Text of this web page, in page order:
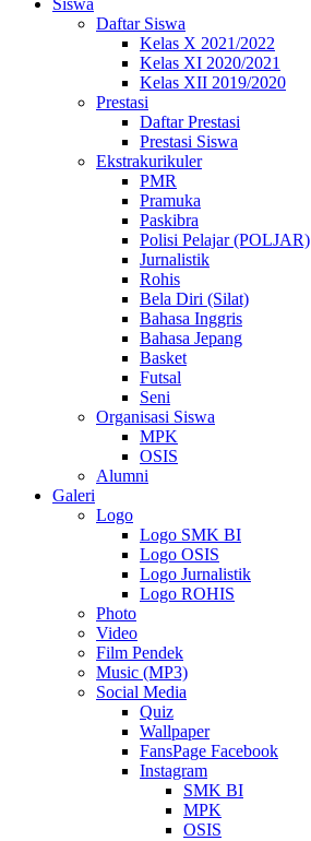
Siswa
Daftar Siswa
Kelas X 2021/2022
Kelas XI 2020/2021
Kelas XII 2019/2020
Prestasi
Daftar Prestasi
Prestasi Siswa
Ekstrakurikuler
PMR
Pramuka
Paskibra
Polisi Pelajar (POLJAR)
Jurnalistik
Rohis
Bela Diri (Silat)
Bahasa Inggris
Bahasa Jepang
Basket
Futsal
Seni
Organisasi Siswa
MPK
OSIS
Alumni
Galeri
Logo
Logo SMK BI
Logo OSIS
Logo Jurnalistik
Logo ROHIS
Photo
Video
Film Pendek
Music (MP3)
Social Media
Quiz
Wallpaper
FansPage Facebook
Instagram
SMK BI
MPK
OSIS